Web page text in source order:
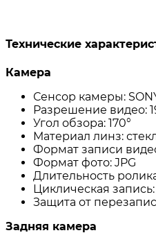
Технические
Камера
Сенсор камеры:
Разрешение видео:
Угол обзора: 170°
Материал линз:
Формат записи
Формат фото: JPG
Длительность
Циклическая запись:
Защита от
Задняя камера